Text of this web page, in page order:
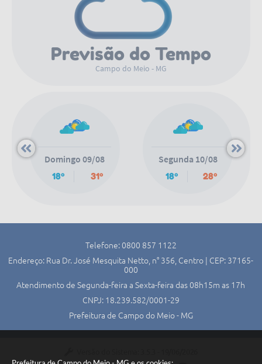
Previsão do Tempo
Campo do Meio - MG
Segunda 10/08
18º 28º
Terça 11/08
14º 27º
Telefone: 0800 857 1122
Endereço: Rua Dr. José Mesquita Netto, n° 356, Centro | CEP: 37165-
000
Atendimento de Segunda-feira a Sexta-feira das 08h15m as 17h
CNPJ: 18.239.582/0001-29
Prefeitura de Campo do Meio - MG